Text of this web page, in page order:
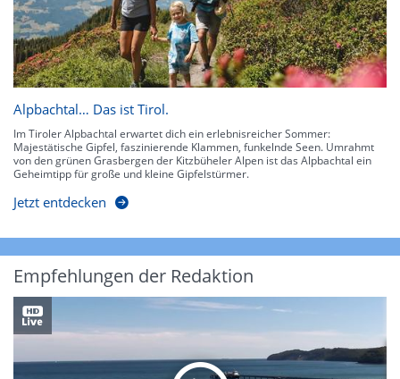
Alpbachtal… Das ist Tirol.
Im Tiroler Alpbachtal erwartet dich ein erlebnisreicher Sommer:
Majestätische Gipfel, faszinierende Klammen, funkelnde Seen. Umrahmt
von den grünen Grasbergen der Kitzbüheler Alpen ist das Alpbachtal ein
Geheimtipp für große und kleine Gipfelstürmer.
Jetzt entdecken
Empfehlungen der Redaktion